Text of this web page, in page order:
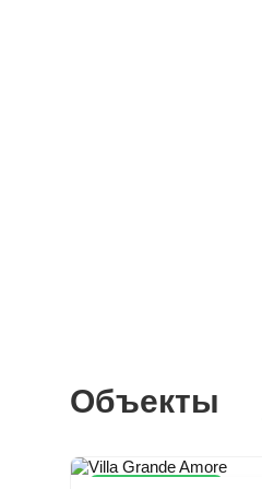
Объекты